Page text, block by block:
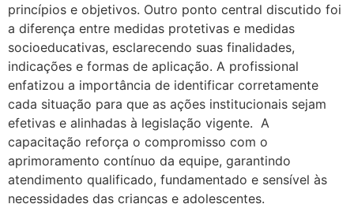
princípios e objetivos. Outro ponto central discutido foi
a diferença entre medidas protetivas e medidas
socioeducativas, esclarecendo suas finalidades,
indicações e formas de aplicação. A profissional
enfatizou a importância de identificar corretamente
cada situação para que as ações institucionais sejam
efetivas e alinhadas à legislação vigente. A
capacitação reforça o compromisso com o
aprimoramento contínuo da equipe, garantindo
atendimento qualificado, fundamentado e sensível às
necessidades das crianças e adolescentes.